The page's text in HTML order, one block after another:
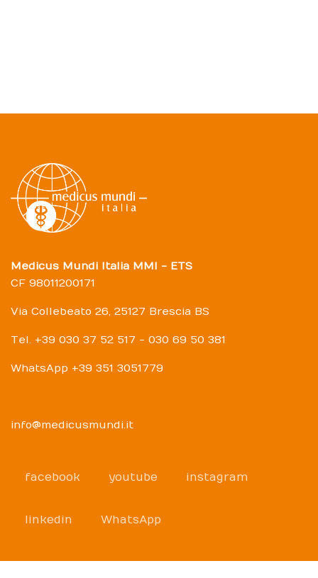
Medicus Mundi Italia MMI - ETS
CF 98011200171
Via Collebeato 26, 25127 Brescia BS
Tel. +39 030 37 52 517 - 030 69 50 381
WhatsApp +39 351 3051779
info@medicusmundi.it
facebook youtube instagram
linkedin WhatsApp